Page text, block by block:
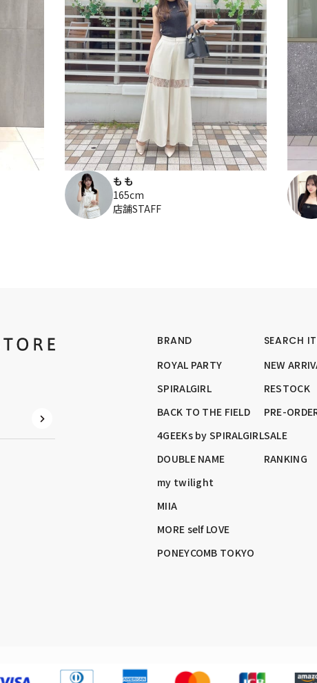
もも
165cm
店舗STAFF
BRAND
ROYAL PARTY
SPIRALGIRL
BACK TO THE FIELD
4GEEKs by SPIRALGIRL
DOUBLE NAME
my twilight
MIIA
MORE self LOVE
PONEYCOMB TOKYO
SEARCH
NEW
RESTOCK
PRE-
SALE
RANKING